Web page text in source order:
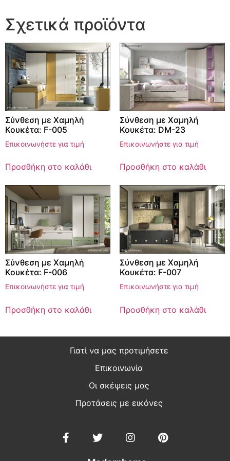
Σχετικά προϊόντα
Σύνθεση με Χαμηλή
Κουκέτα: F-005
Επικοινωνήστε για τιμή
Προσθήκη στο καλάθι
Σύνθεση με Χαμηλή
Κουκέτα: DM-23
Επικοινωνήστε για τιμή
Προσθήκη στο καλάθι
Σύνθεση με Χαμηλή
Κουκέτα: F-006
Επικοινωνήστε για τιμή
Προσθήκη στο καλάθι
Σύνθεση με Χαμηλή
Κουκέτα: F-007
Επικοινωνήστε για τιμή
Προσθήκη στο καλάθι
Γιατί να μας προτιμήσετε
Επικοινωνία
Οι σκέψεις μας
Προτάσεις με εικόνες